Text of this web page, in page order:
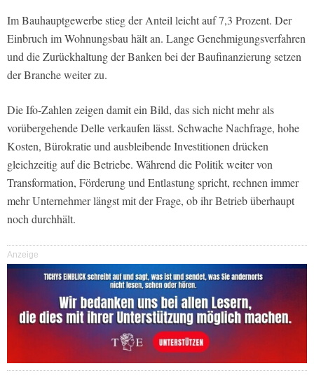
Im Bauhauptgewerbe stieg der Anteil leicht auf 7,3 Prozent. Der
Einbruch im Wohnungsbau hält an. Lange Genehmigungsverfahren
und die Zurückhaltung der Banken bei der Baufinanzierung setzen
der Branche weiter zu.
Die Ifo-Zahlen zeigen damit ein Bild, das sich nicht mehr als
vorübergehende Delle verkaufen lässt. Schwache Nachfrage, hohe
Kosten, Bürokratie und ausbleibende Investitionen drücken
gleichzeitig auf die Betriebe. Während die Politik weiter von
Transformation, Förderung und Entlastung spricht, rechnen immer
mehr Unternehmer längst mit der Frage, ob ihr Betrieb überhaupt
noch durchhält.
Anzeige